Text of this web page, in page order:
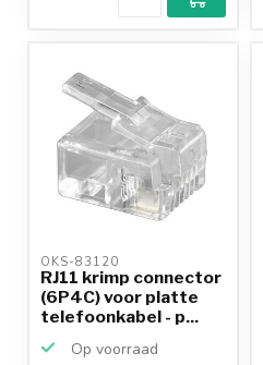
OKS-83120
RJ11 krimp connector
(6P4C) voor platte
telefoonkabel - p...
Op voorraad